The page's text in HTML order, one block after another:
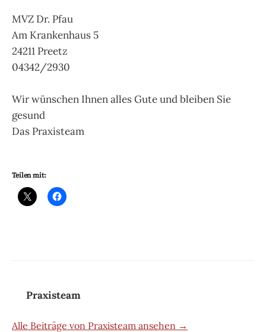
MVZ Dr. Pfau
Am Krankenhaus 5
24211 Preetz
04342/2930
Wir wünschen Ihnen alles Gute und bleiben Sie
gesund
Das Praxisteam
Teilen mit:
Praxisteam
Alle Beiträge von Praxisteam ansehen →